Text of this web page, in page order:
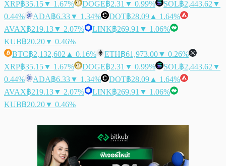
XRP฿35.15▼ 1.67% DOGE฿2.31 ▼ 0.99% SOL฿2,443.62 ▼
0.44%
ADA฿6.33▼ 1.34% DOT฿28.09 ▲ 1.64%
AVAX฿219.13▼ 2.07% LINK฿269.91 ▼ 1.06%
KUB฿20.20▼ 0.46%
BTC฿2,132,602 ▲ 0.16% ETH฿61,973.00▼ 0.26%
XRP฿35.15▼ 1.67% DOGE฿2.31 ▼ 0.99% SOL฿2,443.62 ▼
0.44%
ADA฿6.33▼ 1.34% DOT฿28.09 ▲ 1.64%
AVAX฿219.13▼ 2.07% LINK฿269.91 ▼ 1.06%
KUB฿20.20▼ 0.46%